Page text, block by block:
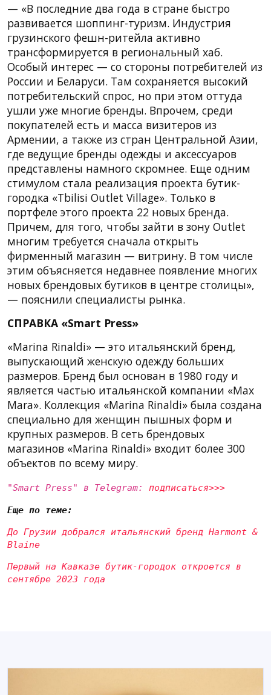
— «В последние два года в стране быстро
развивается шоппинг-туризм. Индустрия
грузинского фешн-ритейла активно
трансформируется в региональный хаб.
Особый интерес — со стороны потребителей из
России и Беларуси. Там сохраняется высокий
потребительский спрос, но при этом оттуда
ушли уже многие бренды. Впрочем, среди
покупателей есть и масса визитеров из
Армении, а также из стран Центральной Азии,
где ведущие бренды одежды и аксессуаров
представлены намного скромнее. Еще одним
стимулом стала реализация проекта бутик-
городка «Tbilisi Outlet Village». Только в
портфеле этого проекта 22 новых бренда.
Причем, для того, чтобы зайти в зону Outlet
многим требуется сначала открыть
фирменный магазин — витрину. В том числе
этим объясняется недавнее появление многих
новых брендовых бутиков в центре столицы»,
— пояснили специалисты рынка.
СПРАВКА «Smart Press»
«Marina Rinaldi» — это итальянский бренд,
выпускающий женскую одежду больших
размеров. Бренд был основан в 1980 году и
является частью итальянской компании «Max
Mara». Коллекция «Marina Rinaldi» была создана
специально для женщин пышных форм и
крупных размеров. В сеть брендовых
магазинов «Marina Rinaldi» входит более 300
объектов по всему миру.
"Smart Press" в Telegram: подписаться>>>
Еще по теме:
До Грузии добрался итальянский бренд Harmont &
Blaine
Первый на Кавказе бутик-городок откроется в
сентябре 2023 года